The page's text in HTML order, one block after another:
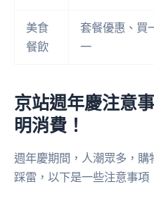
美食
餐飲
套餐優惠、買
一
京站週年慶注意
明消費！
週年慶期間，人潮眾多，
踩雷，以下是一些注意事項